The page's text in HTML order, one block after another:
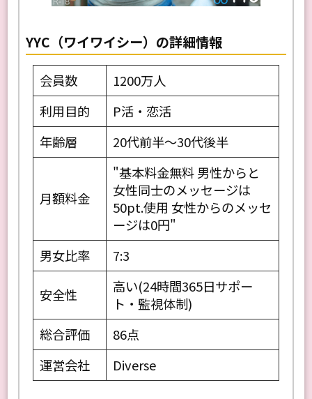
YYC（ワイワイシー）の詳細情報
会員数
1200万人
利用目的
P活・恋活
年齢層
20代前半〜30代後半
月額料金
"基本料金無料 男性からと
女性同士のメッセージは
50pt.使用 女性からのメッセ
ージは0円"
男女比率
7:3
安全性
高い(24時間365日サポー
ト・監視体制)
総合評価
86点
運営会社
Diverse